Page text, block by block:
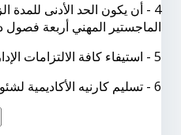
4 - أن يكون الحد الأدنى
الماجستير المهني أربعة فصول
5 - استيفاء كافة الالتزامات الإدارية والمالية.
6 - تسليم كارنيه الأكاديمية لشئون الطلاب قبل التخرج.